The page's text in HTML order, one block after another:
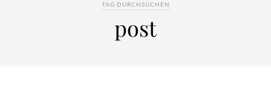
TAG DURCHSUCHEN
post